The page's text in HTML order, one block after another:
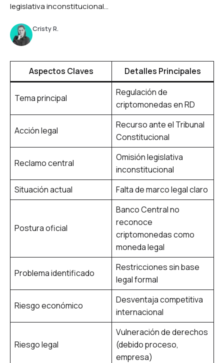
legislativa inconstitucional...
Cristy R.
Aspectos Claves Detalles Principales
Tema principal
Regulación de
criptomonedas en RD
Acción legal
Recurso ante el Tribunal
Constitucional
Reclamo central
Omisión legislativa
inconstitucional
Situación actual
Falta de marco legal claro
Postura oficial
Banco Central no
reconoce
criptomonedas como
moneda legal
Problema identificado
Restricciones sin base
legal formal
Riesgo económico
Desventaja competitiva
internacional
Riesgo legal
Vulneración de derechos
(debido proceso,
empresa)